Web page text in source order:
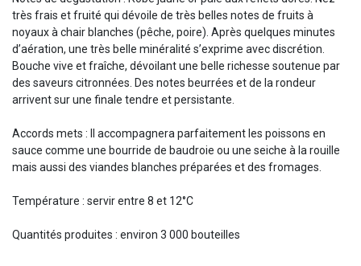
très frais et fruité qui dévoile de très belles notes de fruits à
noyaux à chair blanches (pêche, poire). Après quelques minutes
d’aération, une très belle minéralité s’exprime avec discrétion.
Bouche vive et fraîche, dévoilant une belle richesse soutenue par
des saveurs citronnées. Des notes beurrées et de la rondeur
arrivent sur une finale tendre et persistante.
Accords mets : Il accompagnera parfaitement les poissons en
sauce comme une bourride de baudroie ou une seiche à la rouille
mais aussi des viandes blanches préparées et des fromages.
Température : servir entre 8 et 12°C
Quantités produites : environ 3 000 bouteilles